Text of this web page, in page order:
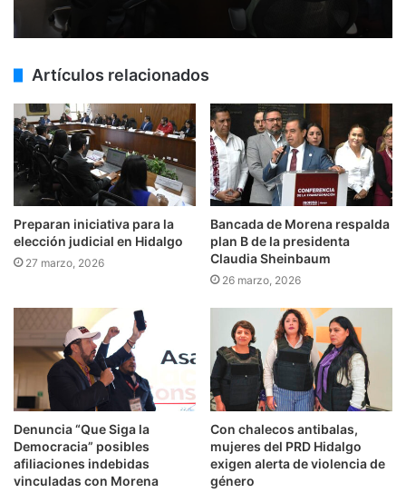
Artículos relacionados
Preparan iniciativa para la
elección judicial en Hidalgo
27 marzo, 2026
Bancada de Morena respalda
plan B de la presidenta
Claudia Sheinbaum
26 marzo, 2026
Denuncia “Que Siga la
Democracia” posibles
afiliaciones indebidas
vinculadas con Morena
Con chalecos antibalas,
mujeres del PRD Hidalgo
exigen alerta de violencia de
género